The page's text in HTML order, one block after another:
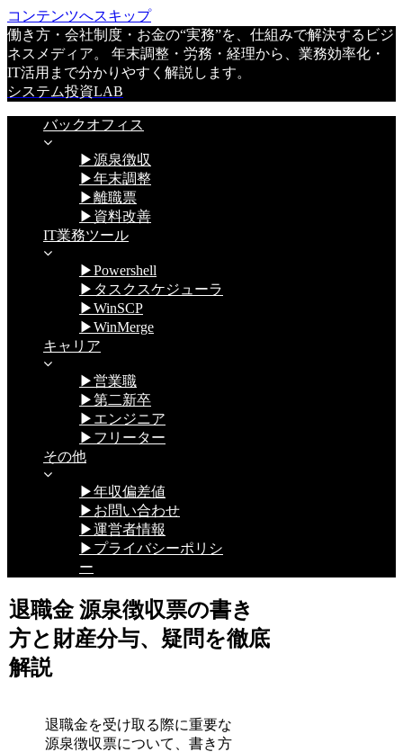
コンテンツへスキップ
働き方・会社制度・お金の“実務”を、仕組みで解決するビジ
ネスメディア。 年末調整・労務・経理から、業務効率化・
IT活用まで分かりやすく解説します。
システム投資LAB
バックオフィス
▶源泉徴収
▶年末調整
▶離職票
▶資料改善
IT業務ツール
▶Powershell
▶タスクスケジューラ
▶WinSCP
▶WinMerge
キャリア
▶営業職
▶第二新卒
▶エンジニア
▶フリーター
その他
▶年収偏差値
▶お問い合わせ
▶運営者情報
▶プライバシーポリシ
ー
退職金 源泉徴収票の書き
方と財産分与、疑問を徹底
解説
退職金を受け取る際に重要な
源泉徴収票について、書き方